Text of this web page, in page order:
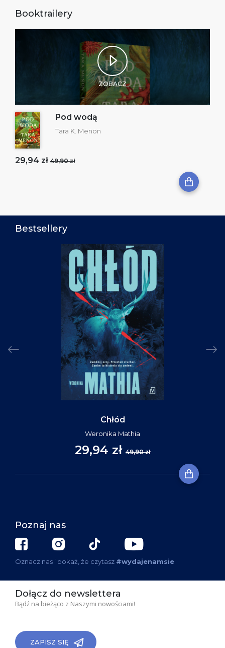
Booktrailery
ZOBACZ
Pod wodą
Tara K. Menon
29,94 zł 49,90 zł
Bestsellery
Chłód
Weronika Mathia
29,94 zł 49,90 zł
Poznaj nas
Oznacz nas i pokaż, że czytasz #wydajenamsie
Dołącz do newslettera
Bądź na bieżąco z Naszymi nowościami!
ZAPISZ SIĘ